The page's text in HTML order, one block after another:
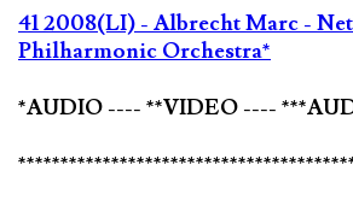
41 2008(LI) - Albrecht Marc -
Philharmonic Orchestra*
*AUDIO ---- **VIDEO ----